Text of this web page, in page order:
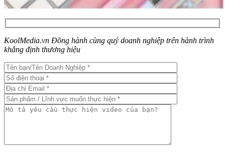
KoolMedia.vn Đồng hành cùng quý doanh nghiệp trên hành trình
khẳng định thương hiệu